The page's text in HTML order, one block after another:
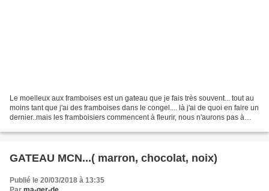
Le moelleux aux framboises est un gateau que je fais très souvent... tout au
moins tant que j'ai des framboises dans le congel.... là j'ai de quoi en faire un
dernier..mais les framboisiers commencent à fleurir, nous n'aurons pas à
GATEAU MCN...( marron, chocolat, noix)
Publié le 20/03/2018 à 13:35